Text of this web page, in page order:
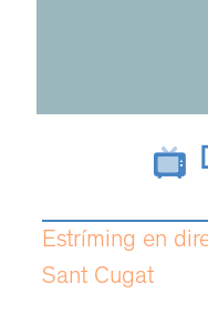
Estríming en
Sant Cugat